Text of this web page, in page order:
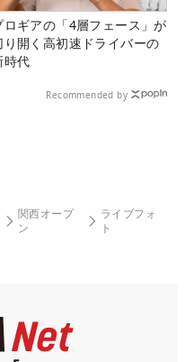
ロギアの「4層フェース」が
り開く高初速ドライバーの
時代
Recommended by
関西オープ
ン
ライブフォ
ト